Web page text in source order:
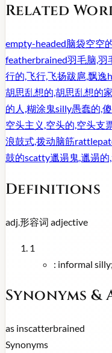
Related
empty-headed脑袋空空
featherbrained羽毛脑,羽
行的,飞行,飞扬跋扈,飘逸
胡思乱想的,胡思乱想的
的人,糊涂鬼silly愚蠢的,
空头主义,空头的,空头支
浪鼓式,拨动脑筋
鼓的scatty邋遢鬼,邋遢
Definitions
adj. 形容词 adjective
1
: informal
Synonyms &
as inscatterbrained
Synonyms